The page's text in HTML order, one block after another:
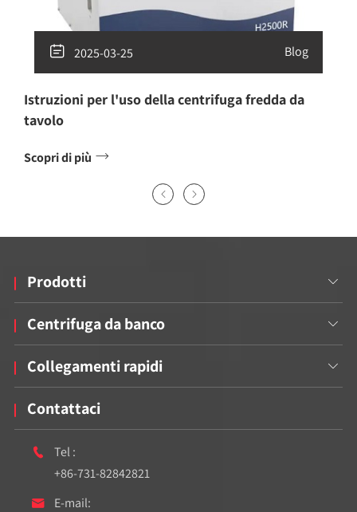
 2025-03-25 Blog
Istruzioni per l'uso della centrifuga fredda da
tavolo
Scopri di più 
 
Prodotti 
Centrifuga da banco 
Collegamenti rapidi 
Contattaci

Tel :
+86-731-82842821

E-mail: